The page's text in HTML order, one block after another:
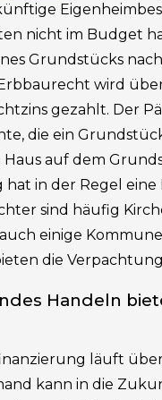
nicht im Budget
Grundstücks
wird
gezahlt. Der
die ein
Haus auf dem
hat in der Regel eine
sind häufig
einige
die
Handeln
läuft
kann in die